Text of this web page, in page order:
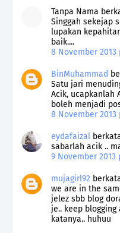
Tanpa Nama
Singgah sekejap
lupakan
baik....
8 November 2013
BinMuhammad
Satu jari
Acik, ucapkanlah
boleh menjadi
8 November 2013
eydafaizal
sabarlah acik ..
9 November 2013
mujagirl92
we are in the
jelez sbb blog
je.. keep
katanya.. huhuu